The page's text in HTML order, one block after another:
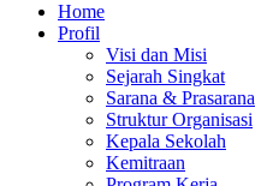
Home
Profil
Visi dan Misi
Sejarah Singkat
Sarana & Prasarana
Struktur Organisasi
Kepala Sekolah
Kemitraan